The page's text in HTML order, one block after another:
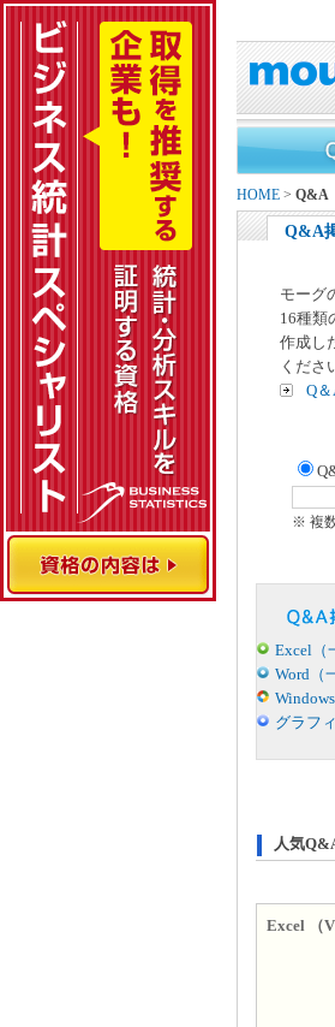
HOME > Q&A
Q&A
モーグ
16種類
作成し
くださ
Q
※ 複
Excel（
Word（
グラフ
人気
Excel （